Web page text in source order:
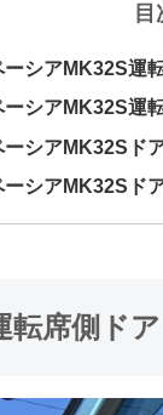
目
ーシアMK32S運
ーシアMK32S運
ーシアMK32Sド
ーシアMK32Sド
転席側ド